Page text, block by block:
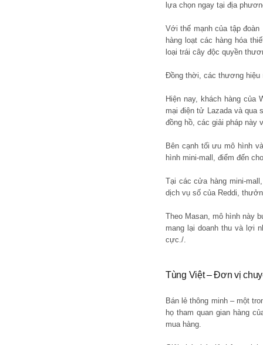
lựa chọn ngay tại địa
Với thế mạnh của tập
hàng loạt các hàng hóa
loại trái cây độc quyền
Đồng thời, các thương hiệu
Hiện nay, khách hàng của
mại điện tử Lazada và qua
đồng hồ, các giải pháp này
Bên cạnh tối ưu mô hình
hình mini-mall, điểm đến
Tại các cửa hàng mini-
dịch vụ số của Reddi,
Theo Masan, mô hình này
mang lại doanh thu và lợi
cực./.
Tùng Việt – Đơn vị
Bán lẻ thông minh – một
họ tham quan gian hàng
mua hàng.